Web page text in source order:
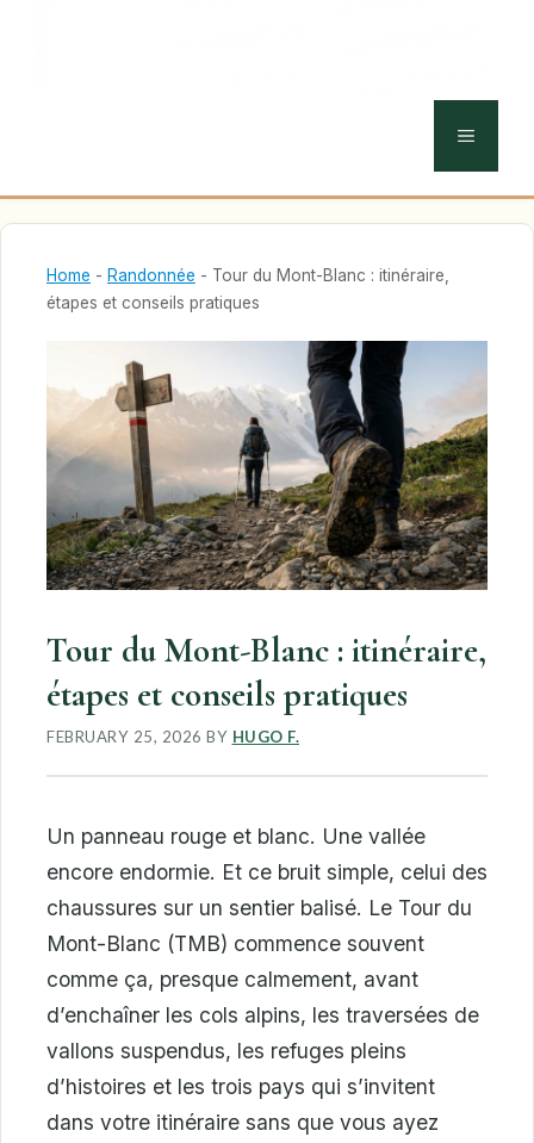
MENU
Home - Randonnée - Tour du Mont-Blanc : itinéraire,
étapes et conseils pratiques
Tour du Mont-Blanc : itinéraire,
étapes et conseils pratiques
FEBRUARY 25, 2026 BY HUGO F.
Un panneau rouge et blanc. Une vallée
encore endormie. Et ce bruit simple, celui des
chaussures sur un sentier balisé. Le Tour du
Mont-Blanc (TMB) commence souvent
comme ça, presque calmement, avant
d’enchaîner les cols alpins, les traversées de
vallons suspendus, les refuges pleins
d’histoires et les trois pays qui s’invitent
dans votre itinéraire sans que vous ayez